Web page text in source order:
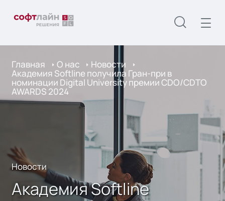
Главная О нас Новости
Академия Softline получила Гран-при в
номинации Digital University премии CDO/CDTO
AWARDS 2024
Новости
Академия Softline